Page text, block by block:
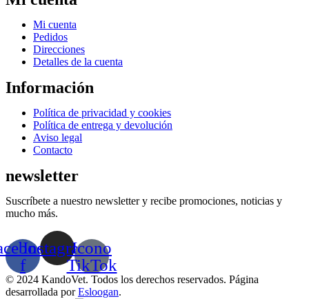
Menú
Mi cuenta
Pedidos
Direcciones
Detalles de la cuenta
Información
Menú
Política de privacidad y cookies
Política de entrega y devolución
Aviso legal
Contacto
newsletter
Suscríbete a nuestro newsletter y recibe promociones, noticias y
mucho más.
f
InstagramIcono
TikTok
© 2024 KandoVet. Todos los derechos reservados. Página
desarrollada porEsloogan.